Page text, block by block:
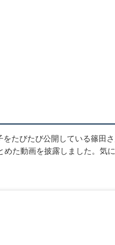
たびたび公開している篠田さ
めた動画を披露しました。気